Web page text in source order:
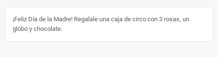
¡Feliz Día de la Madre! Regalale una caja de circo con 3 rosas, un
globo y chocolate.